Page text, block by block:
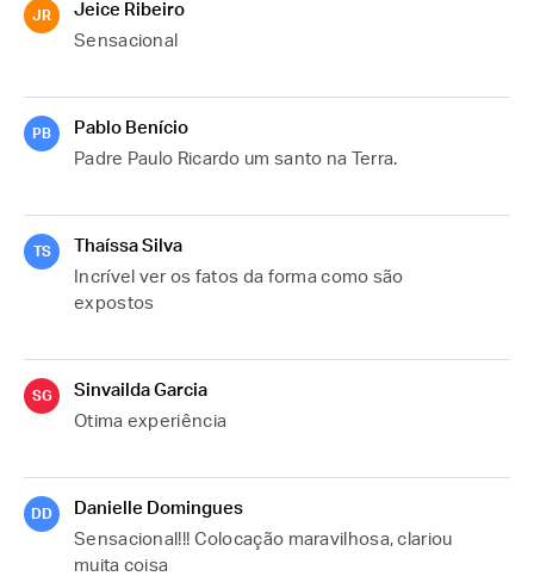
JR
Jeice Ribeiro
Sensacional
PB
Pablo Benício
Padre Paulo Ricardo um santo na Terra.
TS
Thaíssa Silva
Incrível ver os fatos da forma como são
expostos
SG
Sinvailda Garcia
Otima experiência
DD
Danielle Domingues
Sensacional!!! Colocação maravilhosa, clariou
muita coisa